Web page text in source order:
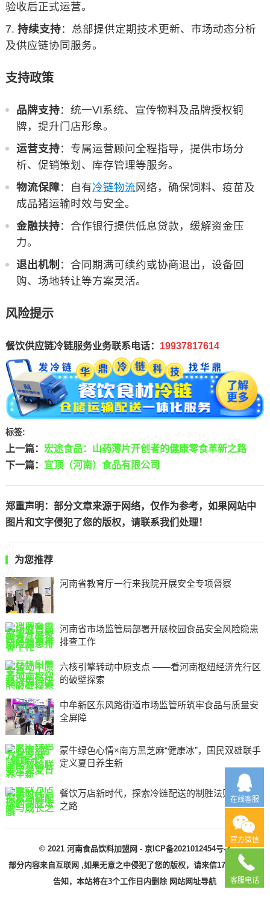
验收后正式运营。
持续支持：总部提供定期技术更新、市场动态分析
及供应链协同服务。
支持政策
品牌支持：统一VI系统、宣传物料及品牌授权铜
牌，提升门店形象。
运营支持：专属运营顾问全程指导，提供市场分
析、促销策划、库存管理等服务。
物流保障：自有冷链物流 网络，确保饲料、疫苗及
成品猪运输时效与安全。
金融扶持：合作银行提供低息贷款，缓解资金压
力。
退出机制 ：合同期满可续约或协商退出，设备回
购、场地转让等方案灵活。
风险提示
餐饮供应链冷链服务业务联系电话： 19937817614
标签:
上一篇： 宏途食品：山药薄片开创者的健康零食革新之路
下一篇： 宜顶（河南）食品有限公司
郑重声明：部分文章来源于网络，仅作为参考，如果网站中
图片和文字侵犯了您的版权，请联系我们处理！
为您推荐
河南省教育厅一行来我院开展安全专项督察
河南省市场监管局部署开展校园食品安全风险隐患
排查工作
六核引擎转动中原支点 ——看河南枢纽经济先行区
的破壁探索
中牟新区东风路街道市场监管所筑牢食品与质量安
全屏障
蒙牛绿色心情×南方黑芝麻“健康冰”，国民双雄联手
定义夏日养生新
餐饮万店新时代，探索冷链配送的制胜法则与成长
之路
© 2021河南食品饮料加盟网 -京ICP备2021012454号-3
部分内容来自互联网 ,如果无意之中侵犯了您的版权，请来信1725506781)
告知，本站将在3个工作日内删除 网站网址导航
在线客服
官方微信
客服电话